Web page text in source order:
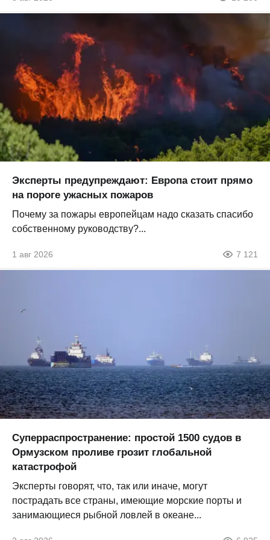
Эксперты предупреждают: Европа стоит прямо
на пороге ужасных пожаров
Почему за пожары европейцам надо сказать спасибо
собственному руководству?...
1 авг 2026 7 121
Суперраспространение: простой 1500 судов в
Ормузском проливе грозит глобальной
катастрофой
Эксперты говорят, что, так или иначе, могут
пострадать все страны, имеющие морские порты и
занимающиеся рыбной ловлей в океане...